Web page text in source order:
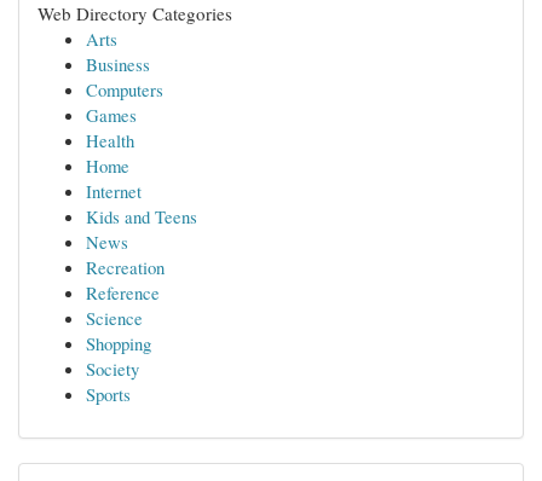
Web Directory Categories
Arts
Business
Computers
Games
Health
Home
Internet
Kids and Teens
News
Recreation
Reference
Science
Shopping
Society
Sports